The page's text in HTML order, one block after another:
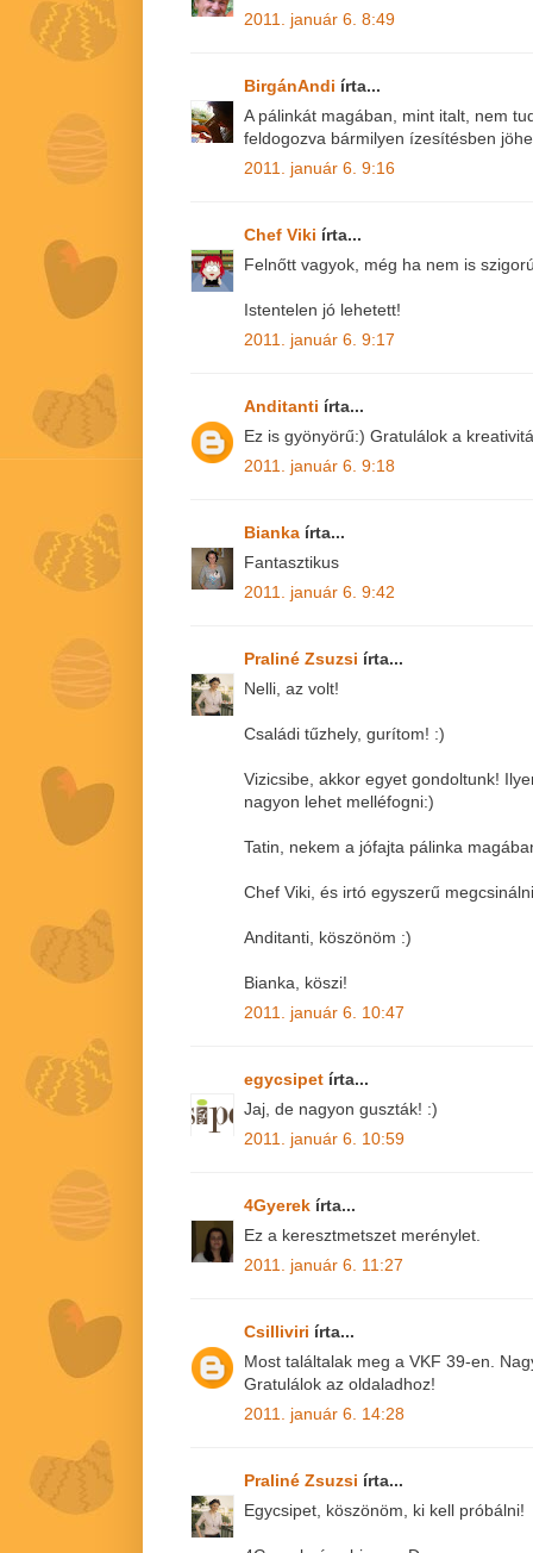
2011. január 6. 8:49
BirgánAndi írta...
A pálinkát magában, mint italt, nem
feldogozva bármilyen ízesítésben
2011. január 6. 9:16
Chef Viki írta...
Felnőtt vagyok, még ha nem is
Istentelen jó lehetett!
2011. január 6. 9:17
Anditanti írta...
Ez is gyönyörű:) Gratulálok a
2011. január 6. 9:18
Bianka írta...
Fantasztikus
2011. január 6. 9:42
Praliné Zsuzsi írta...
Nelli, az volt!
Családi tűzhely, gurítom! :)
Vizicsibe, akkor egyet gondoltunk!
nagyon lehet melléfogni:)
Tatin, nekem a jófajta pálinka
Chef Viki, és irtó egyszerű
Anditanti, köszönöm :)
Bianka, köszi!
2011. január 6. 10:47
egycsipet írta...
Jaj, de nagyon guszták! :)
2011. január 6. 10:59
4Gyerek írta...
Ez a keresztmetszet merénylet.
2011. január 6. 11:27
Csilliviri írta...
Most találtalak meg a VKF 39-en.
Gratulálok az oldaladhoz!
2011. január 6. 14:28
Praliné Zsuzsi írta...
Egycsipet, köszönöm, ki kell próbálni!